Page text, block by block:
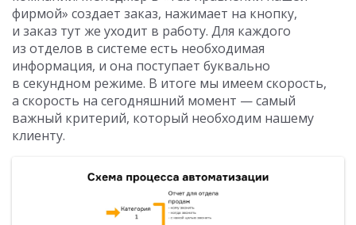
фирмой» создает заказ, нажимает на кнопку,
и заказ тут же уходит в работу. Для каждого
из отделов в системе есть необходимая
информация, и она поступает буквально
в секундном режиме. В итоге мы имеем скорость,
а скорость на сегодняшний момент — самый
важный критерий, который необходим нашему
клиенту.